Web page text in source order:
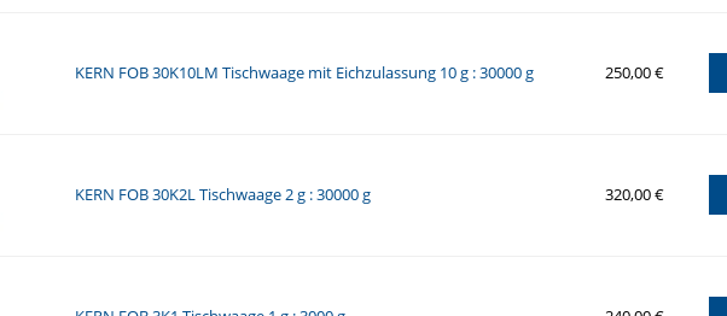
KERN FOB 30K10LM Tischwaage mit Eichzulassung 10 g : 30000 g 250,00 €
KERN FOB 30K2L Tischwaage 2 g : 30000 g 320,00 €